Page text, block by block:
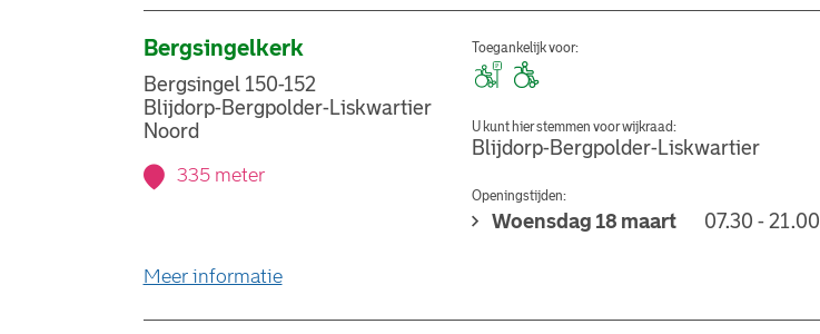
Bergsingelkerk
Bergsingel 150-152
Blijdorp-Bergpolder-Liskwartier
Noord
335 meter
Toegankelijk voor:
U kunt hier stemmen voor wijkraad:
Blijdorp-Bergpolder-Liskwartier
Openingstijden:
Woensdag 18 maart 07.30 - 21.00
Meer informatieover stemlocatie Bergsingelkerk